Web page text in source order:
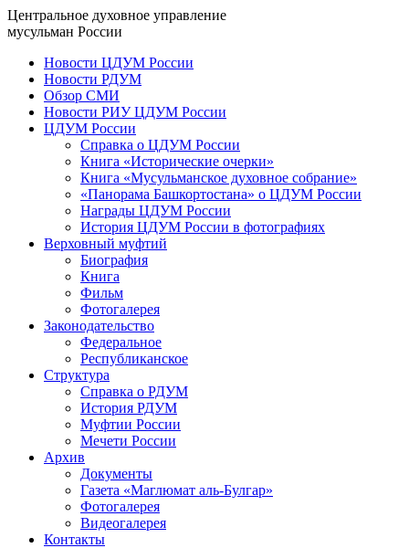
Центральное духовное управление
мусульман России
Новости ЦДУМ России
Новости РДУМ
Обзор СМИ
Новости РИУ ЦДУМ России
ЦДУМ России
Справка о ЦДУМ России
Книга «Исторические очерки»
Книга «Мусульманское духовное собрание»
«Панорама Башкортостана» о ЦДУМ России
Награды ЦДУМ России
История ЦДУМ России в фотографиях
Верховный муфтий
Биография
Книга
Фильм
Фотогалерея
Законодательство
Федеральное
Республиканское
Структура
Справка о РДУМ
История РДУМ
Муфтии России
Мечети России
Архив
Документы
Газета «Маглюмат аль-Булгар»
Фотогалерея
Видеогалерея
Контакты